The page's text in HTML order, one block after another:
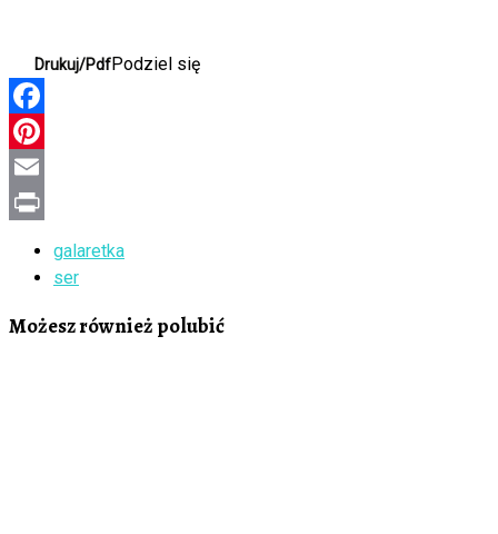
Drukuj/PdfPodziel się
Facebook
Pinterest
Email
galaretka
ser
Możesz również polubić